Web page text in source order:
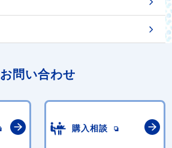
お問い合わせ
購入相談